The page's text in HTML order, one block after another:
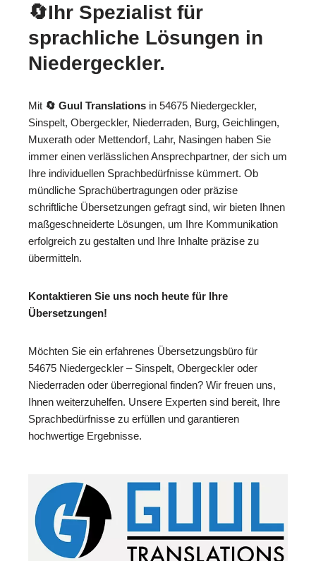
🔄Ihr Spezialist für
sprachliche Lösungen in
Niedergeckler.
Mit 🔄 Guul Translations in 54675 Niedergeckler,
Sinspelt, Obergeckler, Niederraden, Burg, Geichlingen,
Muxerath oder Mettendorf, Lahr, Nasingen haben Sie
immer einen verlässlichen Ansprechpartner, der sich um
Ihre individuellen Sprachbedürfnisse kümmert. Ob
mündliche Sprachübertragungen oder präzise
schriftliche Übersetzungen gefragt sind, wir bieten Ihnen
maßgeschneiderte Lösungen, um Ihre Kommunikation
erfolgreich zu gestalten und Ihre Inhalte präzise zu
übermitteln.
Kontaktieren Sie uns noch heute für Ihre
Übersetzungen!
Möchten Sie ein erfahrenes Übersetzungsbüro für
54675 Niedergeckler – Sinspelt, Obergeckler oder
Niederraden oder überregional finden? Wir freuen uns,
Ihnen weiterzuhelfen. Unsere Experten sind bereit, Ihre
Sprachbedürfnisse zu erfüllen und garantieren
hochwertige Ergebnisse.